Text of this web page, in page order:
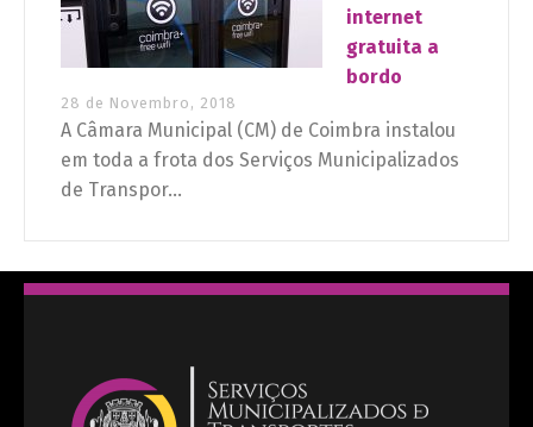
internet
gratuita a
bordo
28 de Novembro, 2018
A Câmara Municipal (CM) de Coimbra instalou
em toda a frota dos Serviços Municipalizados
de Transpor...